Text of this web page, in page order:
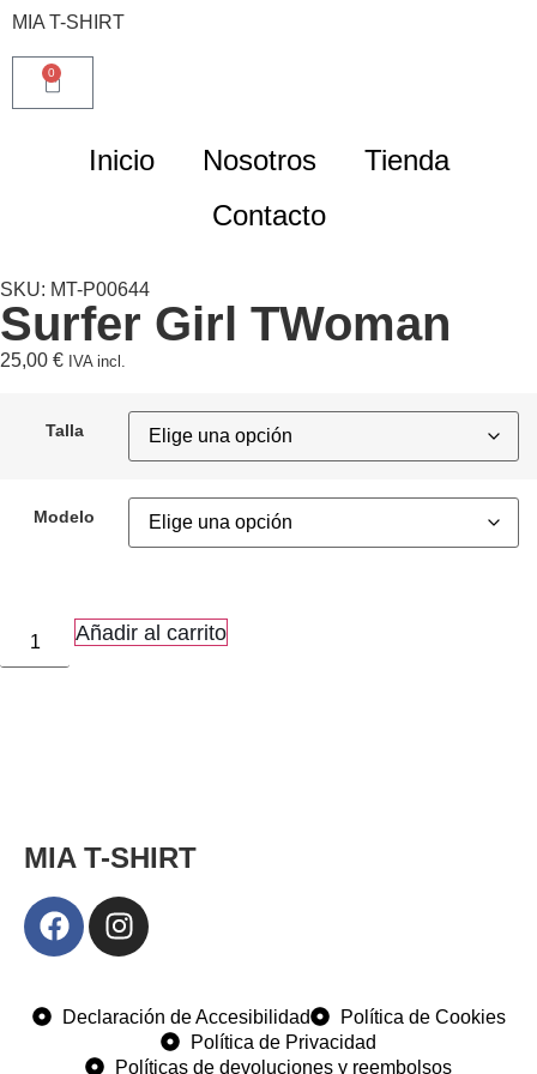
MIA T-SHIRT
0
Inicio Nosotros
Tienda
Contacto
SKU: MT-P00644
Surfer Girl TWoman
25,00 € IVA incl.
Talla
Modelo
Añadir al carrito
MIA T-SHIRT
Declaración de Accesibilidad
Política de Cookies
Política de Privacidad
Políticas de devoluciones y reembolsos